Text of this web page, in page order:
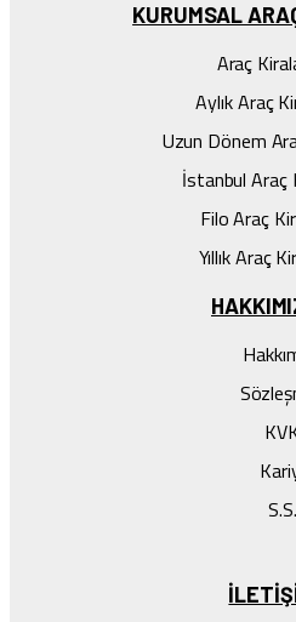
KURUMSAL
Araç
Aylık Araç
Uzun Dönem
İstanbul Araç
Filo Araç
Yıllık Araç